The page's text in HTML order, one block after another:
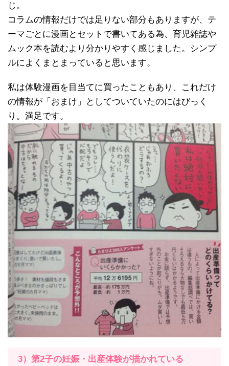
じ。
コラムの情報だけでは足りない部分もありますが、テ
ーマごとに漫画とセットで書いてある為、育児雑誌や
ムック本を読むより分かりやすく感じました。シンプ
ルによくまとまっていると思います。
私は体験漫画を目当てに買ったこともあり、これだけ
の情報が「おまけ」としてついていたのにはびっく
り。満足です。
3）第2子の妊娠・出産体験が描かれている